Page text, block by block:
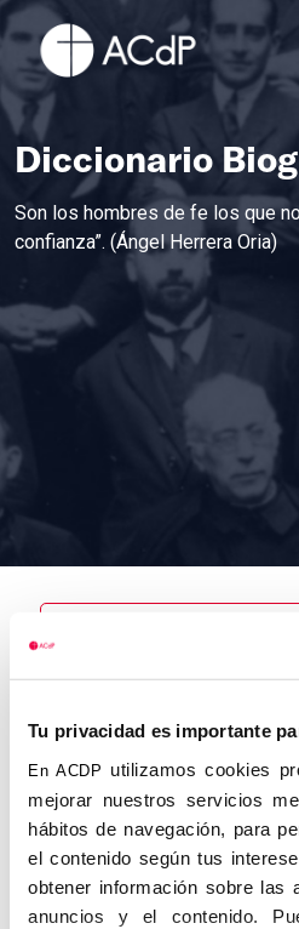
Tu privacidad es importante
En ACDP utilizamos cookies
mejorar nuestros servicios
hábitos de navegación, para
el contenido según tus
obtener información sobre las
anuncios y el contenido.
Diccionario
Son los hombres de fe los que
confianza”. (Ángel Herrera Oria)
Ríos
Autor
Fecha de